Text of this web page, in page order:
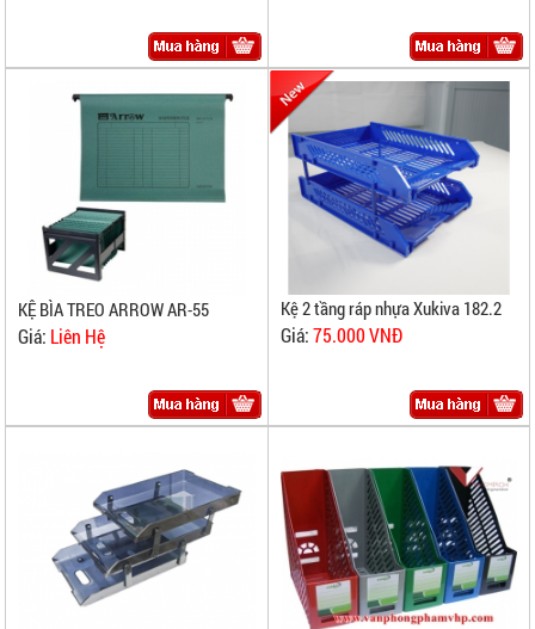
KỆ BÌA TREO ARROW AR-55
Giá: Liên Hệ
Kệ 2 tầng ráp nhựa Xukiva 182.2
Giá:75.000 VNĐ